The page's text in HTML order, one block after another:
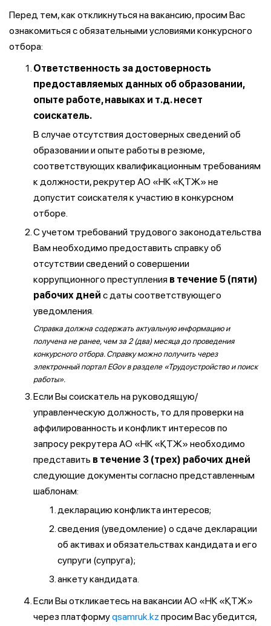
Перед тем, как откликнуться на вакансию, просим Вас
ознакомиться с обязательными условиями конкурсного
отбора:
Ответственность за достоверность
предоставляемых данных об образовании,
опыте работе, навыках и т.д. несет
соискатель.
В случае отсутствия достоверных сведений об
образовании и опыте работы в резюме,
соответствующих квалификационным требованиям
к должности, рекрутер АО «НК «ҚТЖ» не
допустит соискателя к участию в конкурсном
отборе.
С учетом требований трудового законодательства
Вам необходимо предоставить справку об
отсутствии сведений о совершении
коррупционного преступления в течение 5 (пяти)
рабочих дней с даты соответствующего
уведомления.
Справка должна содержать актуальную информацию и
получена не ранее, чем за 2 (два) месяца до проведения
конкурсного отбора. Справку можно получить через
электронный портал EGov в разделе «Трудоустройство и поиск
работы».
Если Вы соискатель на руководящую/
управленческую должность, то для проверки на
аффилированность и конфликт интересов по
запросу рекрутера АО «НК «ҚТЖ» необходимо
представить в течение 3 (трех) рабочих дней
следующие документы согласно представленным
шаблонам:
декларацию конфликта интересов;
сведения (уведомление) о сдаче декларации
об активах и обязательствах кандидата и его
супруги (супруга);
анкету кандидата.
Если Вы откликаетесь на вакансии АО «НК «ҚТЖ»
через платформуqsamruk.kz просим Вас убедится,